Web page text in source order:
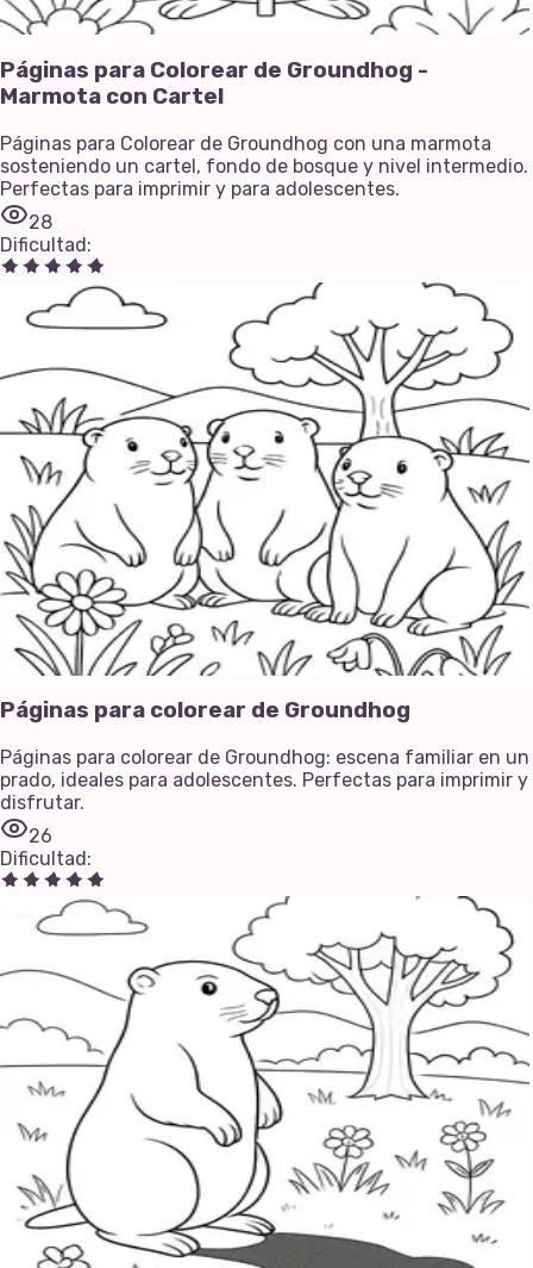
Páginas para Colorear de Groundhog -
Marmota con Cartel
Páginas para Colorear de Groundhog con una marmota
sosteniendo un cartel, fondo de bosque y nivel intermedio.
Perfectas para imprimir y para adolescentes.
28
Dificultad:
Páginas para colorear de Groundhog
Páginas para colorear de Groundhog: escena familiar en un
prado, ideales para adolescentes. Perfectas para imprimir y
disfrutar.
26
Dificultad: